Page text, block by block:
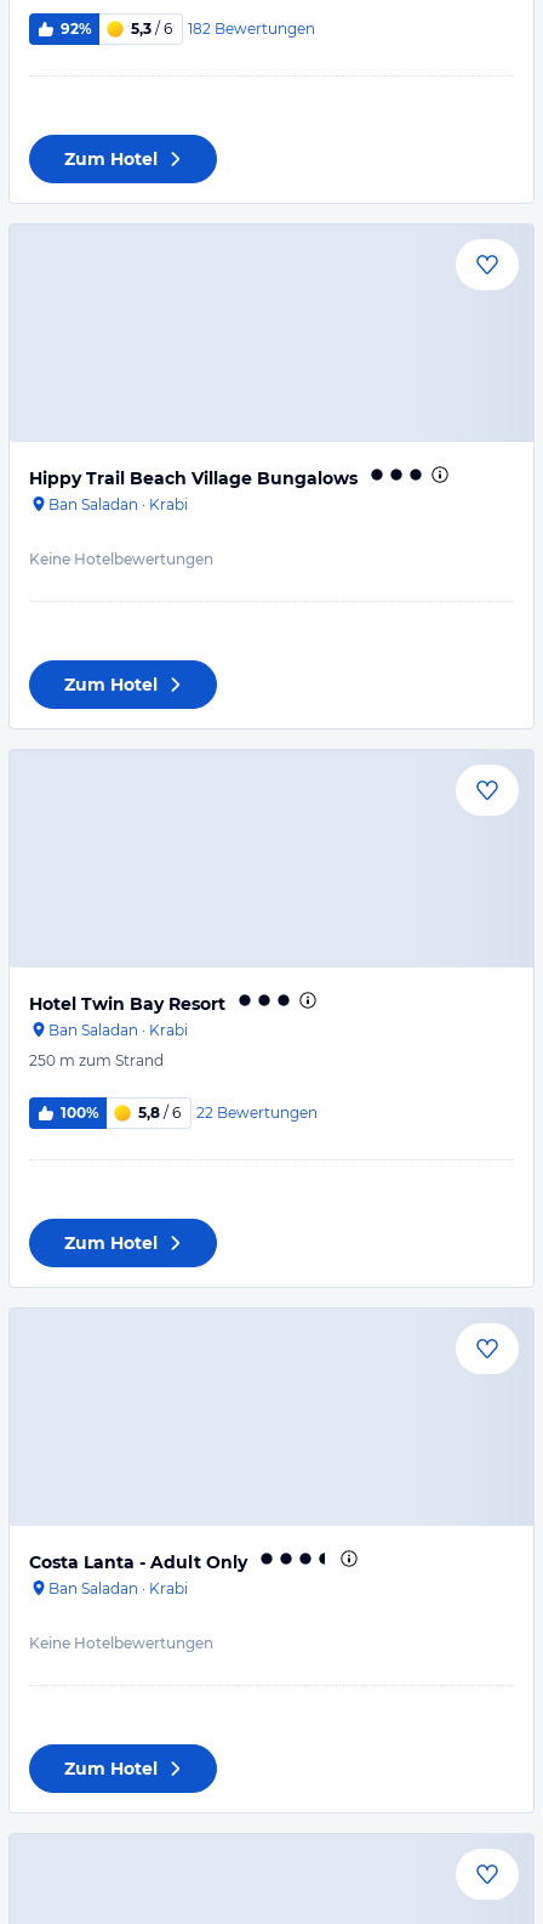
92% 5,3 / 6 182 Bewertungen
Zum Hotel
Hippy Trail Beach Village Bungalows
Ban Saladan · Krabi
Keine Hotelbewertungen
Zum Hotel
Hotel Twin Bay Resort
Ban Saladan · Krabi
250 m zum Strand
100% 5,8 / 6 22 Bewertungen
Zum Hotel
Costa Lanta - Adult Only
Ban Saladan · Krabi
Keine Hotelbewertungen
Zum Hotel